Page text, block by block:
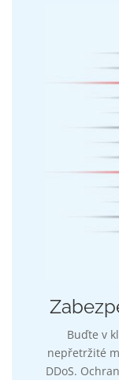
Buďte v
nepřetržité
DDoS.